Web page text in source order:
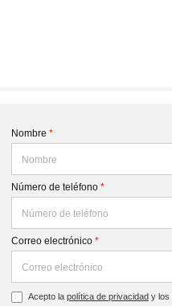
Nombre *
Número de teléfono *
Correo electrónico *
Acepto la política de privacidad y los